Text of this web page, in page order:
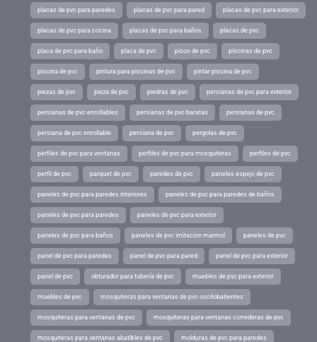
placas de pvc para paredes placas de pvc para pared placas de pvc para exterior
placas de pvc para cocina placas de pvc para baños placas de pvc
placa de pvc para baño placa de pvc pisos de pvc piscinas de pvc
piscina de pvc pintura para piscinas de pvc pintar piscina de pvc
piezas de pvc pieza de pvc piedras de pvc persianas de pvc para exterior
persianas de pvc enrollables persianas de pvc baratas persianas de pvc
persiana de pvc enrollable persiana de pvc pergolas de pvc
perfiles de pvc para ventanas perfiles de pvc para mosquiteras perfiles de pvc
perfil de pvc parquet de pvc paredes de pvc paneles espejo de pvc
paneles de pvc para paredes interiores paneles de pvc para paredes de baños
paneles de pvc para paredes paneles de pvc para exterior
paneles de pvc para baños paneles de pvc imitacion marmol paneles de pvc
panel de pvc para paredes panel de pvc para pared panel de pvc para exterior
panel de pvc obturador para tubería de pvc muebles de pvc para exterior
muebles de pvc mosquiteras para ventanas de pvc oscilobatientes
mosquiteras para ventanas de pvc mosquiteras para ventanas correderas de pvc
mosquiteras para ventanas abatibles de pvc molduras de pvc para paredes